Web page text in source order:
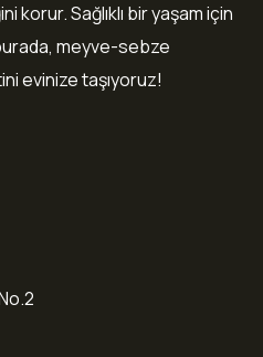
korur. Sağlıklı bir yaşam için
meyve-sebze
evinize taşıyoruz!